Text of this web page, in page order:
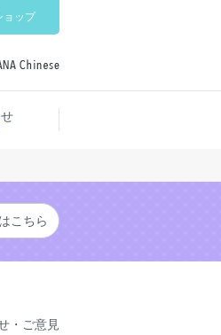
ョップ
English
こちら
・ご意見